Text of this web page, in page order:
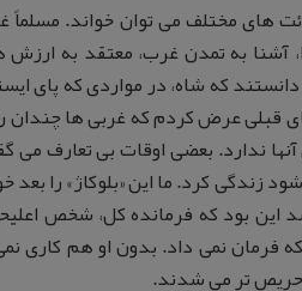
های مختلف می توان خواند.
به تمدن غرب، معتقد به
که شاه، در مواردی که پای
قبلی عرض کردم که غربی ها چندان
ندارد. بعضی اوقات بی تعارف
کرد. ما این «بلوکاژ» را
بود که فرمانده کل، شخص
فرمان نمی داد. بدون او هم کاری
حریص تر می شدند.